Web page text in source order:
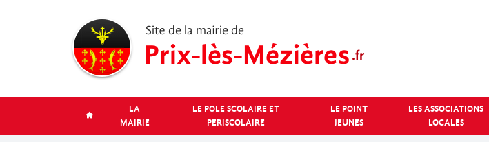
LA
MAIRIE
LE POLE SCOLAIRE ET
PERISCOLAIRE
LE POINT
JEUNES
LES ASSOCIATIONS
LOCALES